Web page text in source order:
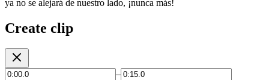
ya no se alejará de nuestro lado, ¡nunca más!
Create clip
–